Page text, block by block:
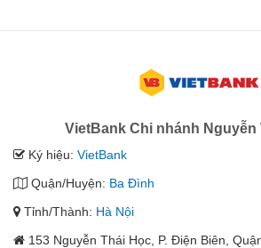
VietBank Chi nhánh Nguyễn
Ký hiệu: VietBank
Quận/Huyện: Ba Đình
Tỉnh/Thành: Hà Nội
153 Nguyễn Thái Học, P. Điện Biên,